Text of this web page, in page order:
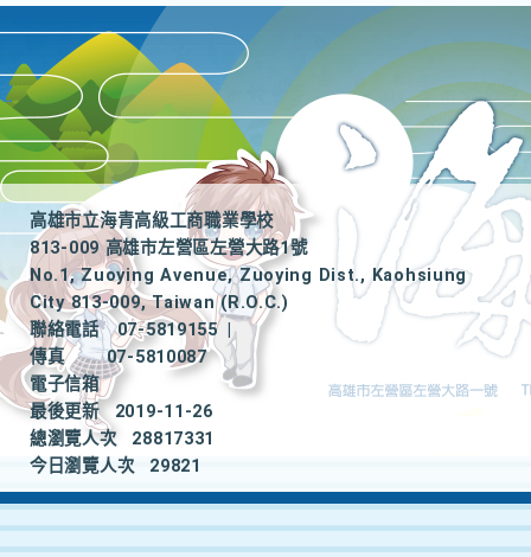
高雄市立海青高級工商職業學校
813-009 高雄市左營區左營大路1號
No.1, Zuoying Avenue, Zuoying Dist., Kaohsiung
City 813-009, Taiwan (R.O.C.)
聯絡電話
07-5819155
|
傳真
07-5810087
電子信箱
最後更新
2019-11-26
總瀏覽人次
28817331
今日瀏覽人次
29821